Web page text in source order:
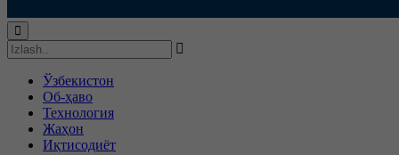
Ўзбекистон
Об-ҳаво
Технология
Жаҳон
Иқтисодиёт